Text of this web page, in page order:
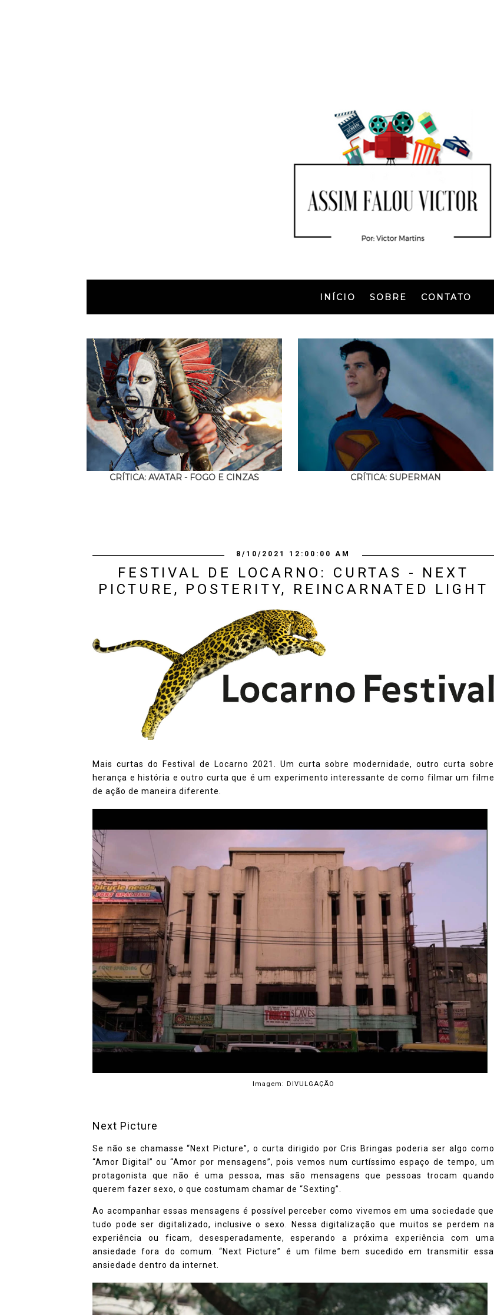
INÍCIO SOBRE CONTATO
CRÍTICA: AVATAR - FOGO E CINZAS CRÍTICA: SUPERMAN
8/10/2021 12:00:00 AM
FESTIVAL DE LOCARNO: CURTAS - NEXT
PICTURE, POSTERITY, REINCARNATED LIGHT
Mais curtas do Festival de Locarno 2021. Um curta sobre modernidade, outro curta sobre
herança e história e outro curta que é um experimento interessante de como filmar um filme
de ação de maneira diferente.
Imagem: DIVULGAÇÃO
Next Picture
Se não se chamasse “Next Picture”, o curta dirigido por Cris Bringas poderia ser algo como
“Amor Digital” ou “Amor por mensagens”, pois vemos num curtíssimo espaço de tempo, um
protagonista que não é uma pessoa, mas são mensagens que pessoas trocam quando
querem fazer sexo, o que costumam chamar de “Sexting”.
Ao acompanhar essas mensagens é possível perceber como vivemos em uma sociedade que
tudo pode ser digitalizado, inclusive o sexo. Nessa digitalização que muitos se perdem na
experiência ou ficam, desesperadamente, esperando a próxima experiência com uma
ansiedade fora do comum. “Next Picture” é um filme bem sucedido em transmitir essa
ansiedade dentro da internet.